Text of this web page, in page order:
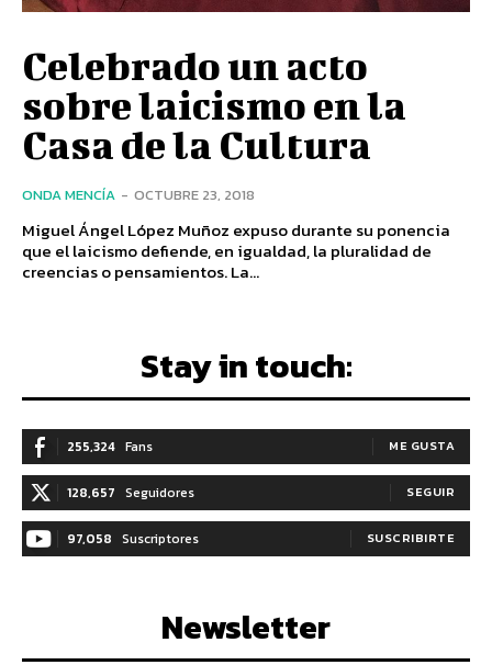
Celebrado un acto
sobre laicismo en la
Casa de la Cultura
ONDA MENCÍA - OCTUBRE 23, 2018
Miguel Ángel López Muñoz expuso durante su ponencia
que el laicismo defiende, en igualdad, la pluralidad de
creencias o pensamientos. La...
Stay in touch:
255,324 Fans ME GUSTA
128,657 Seguidores SEGUIR
97,058 Suscriptores SUSCRIBIRTE
Newsletter